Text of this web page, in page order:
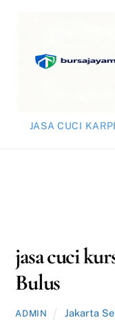
JASA CUCI
jasa cuci
Bulus
ADMIN Jakarta